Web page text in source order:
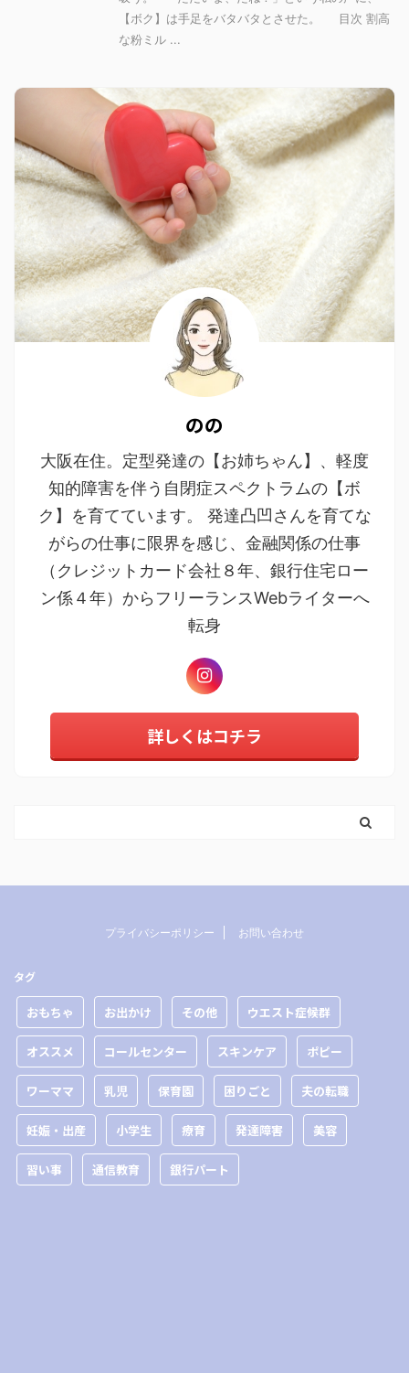
【ボク】は手足をバタバタとさせた。 目次 割高
な粉ミル ...
のの
大阪在住。定型発達の【お姉ちゃん】、軽度
知的障害を伴う自閉症スペクトラムの【ボ
ク】を育てています。 発達凸凹さんを育てな
がらの仕事に限界を感じ、金融関係の仕事
（クレジットカード会社８年、銀行住宅ロー
ン係４年）からフリーランスWebライターへ
転身
詳しくはコチラ
プライバシーポリシー お問い合わせ
タグ
おもちゃ お出かけ その他 ウエスト症候群
オススメ コールセンター スキンケア ポピー
ワーママ 乳児 保育園 困りごと 夫の転職
妊娠・出産 小学生 療育 発達障害 美容
習い事 通信教育 銀行パート